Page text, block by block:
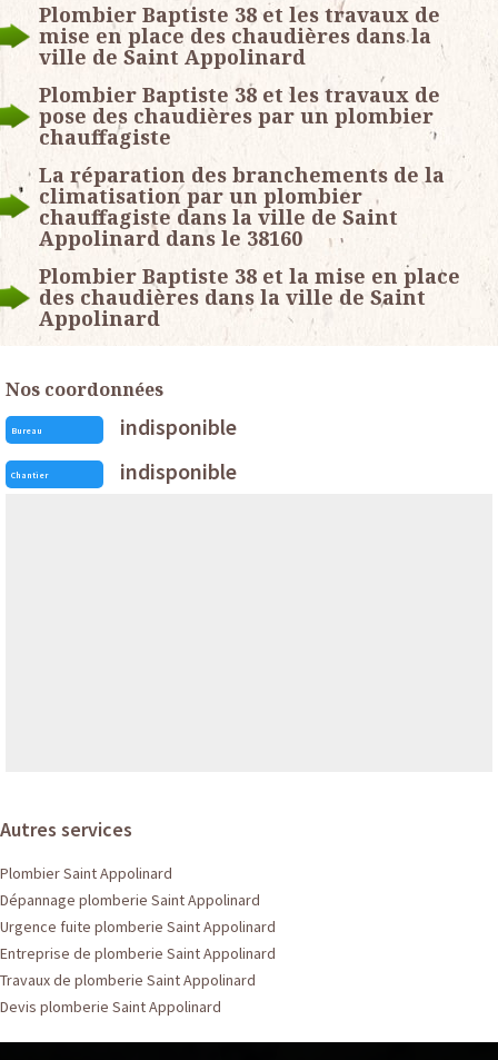
Plombier Baptiste 38 et les travaux de
mise en place des chaudières dans la
ville de Saint Appolinard
Plombier Baptiste 38 et les travaux de
pose des chaudières par un plombier
chauffagiste
La réparation des branchements de la
climatisation par un plombier
chauffagiste dans la ville de Saint
Appolinard dans le 38160
Plombier Baptiste 38 et la mise en place
des chaudières dans la ville de Saint
Appolinard
Nos coordonnées
Bureau indisponible
Chantier indisponible
Autres services
Plombier Saint Appolinard
Dépannage plomberie Saint Appolinard
Urgence fuite plomberie Saint Appolinard
Entreprise de plomberie Saint Appolinard
Travaux de plomberie Saint Appolinard
Devis plomberie Saint Appolinard